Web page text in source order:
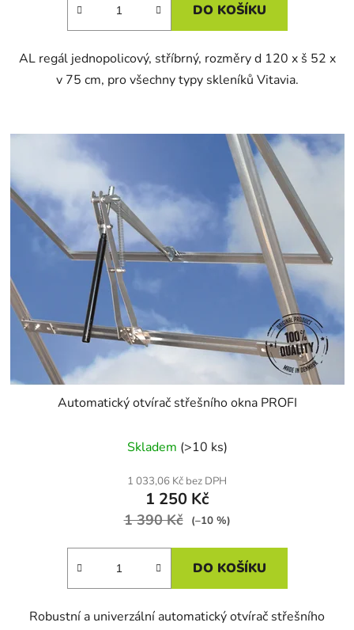
DO KOŠÍKU
AL regál jednopolicový, stříbrný, rozměry d 120 x š 52 x
v 75 cm, pro všechny typy skleníků Vitavia.
Automatický otvírač střešního okna PROFI
Skladem (>10 ks)
1 033,06 Kč bez DPH
1 250 Kč
1 390 Kč (–10 %)
DO KOŠÍKU
Robustní a univerzální automatický otvírač střešního